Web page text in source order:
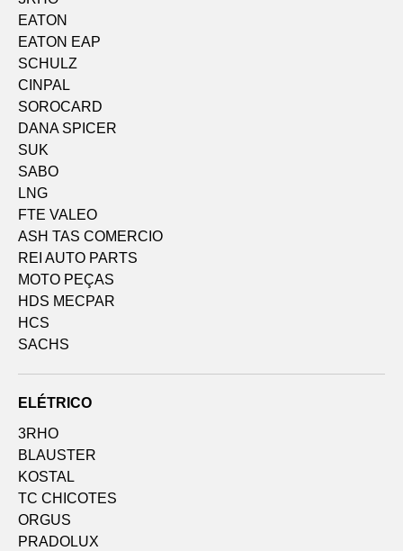
EATON
EATON EAP
SCHULZ
CINPAL
SOROCARD
DANA SPICER
SUK
SABO
LNG
FTE VALEO
ASH TAS COMERCIO
REI AUTO PARTS
MOTO PEÇAS
HDS MECPAR
HCS
SACHS
ELÉTRICO
3RHO
BLAUSTER
KOSTAL
TC CHICOTES
ORGUS
PRADOLUX